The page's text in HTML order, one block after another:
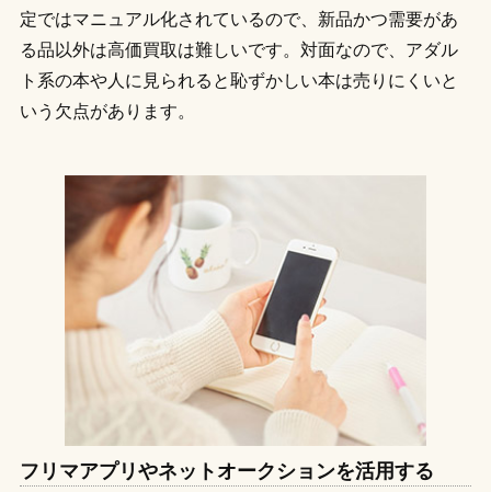
定ではマニュアル化されているので、新品かつ需要があ
る品以外は高価買取は難しいです。対面なので、アダル
ト系の本や人に見られると恥ずかしい本は売りにくいと
いう欠点があります。
フリマアプリやネットオークションを活用する